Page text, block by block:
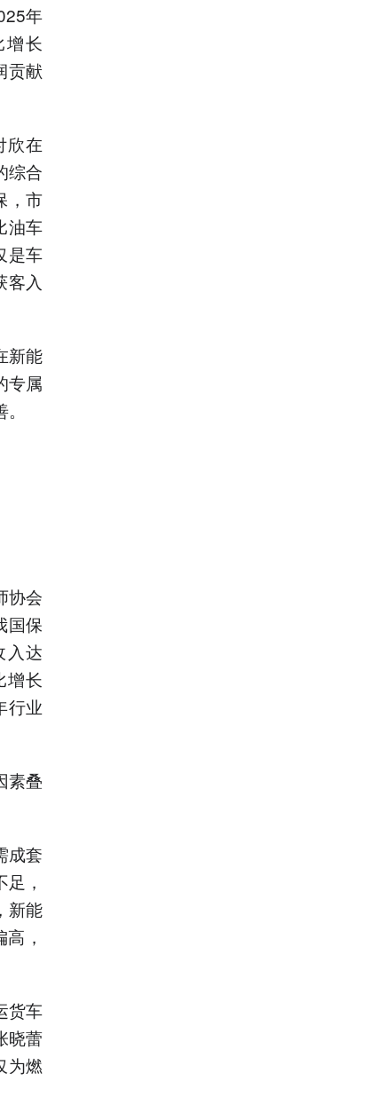
年
长
贡献
欣在
综合
，市
油车
是车
客入
新能
专属
协会
国保
入达
增长
行业
素叠
成套
，
新能
，
货车
晓蕾
为燃